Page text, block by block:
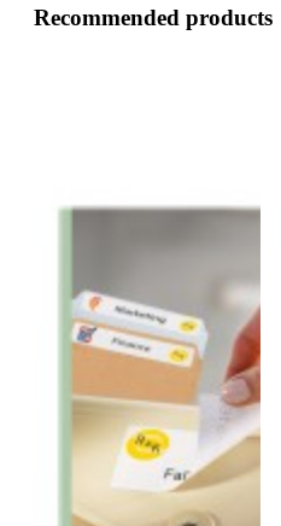
Recommended products